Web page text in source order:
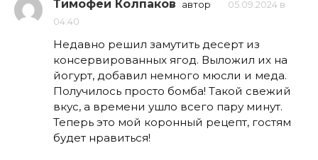
Тимофей Колпаков автор
05.09.2024 в
04:40
Недавно решил замутить десерт из
консервированных ягод. Выложил их на
йогурт, добавил немного мюсли и меда.
Получилось просто бомба! Такой свежий
вкус, а времени ушло всего пару минут.
Теперь это мой коронный рецепт, гостям
будет нравиться!